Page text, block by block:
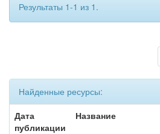
Результаты 1-1 из 1.
Найденные ресурсы:
Дата
публикации
Название